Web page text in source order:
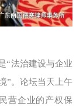
“法治建设与企业
”。论坛当天上午
营企业的产权保